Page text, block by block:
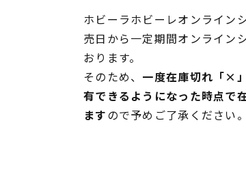
ホビーラホビーレオンライン
売日から一定期間オンライン
おります。
そのため、 一度在庫切れ「×
有できるようになった時点で
ますので予めご了承ください。